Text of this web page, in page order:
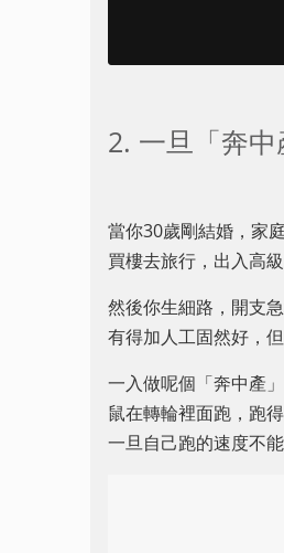
2. 一旦「奔
當你30歲剛結婚，家
買樓去旅行，出入高
然後你生細路，開支
有得加人工固然好，
一入做呢個「奔中產
鼠在轉輪裡面跑，跑
一旦自己跑的速度不